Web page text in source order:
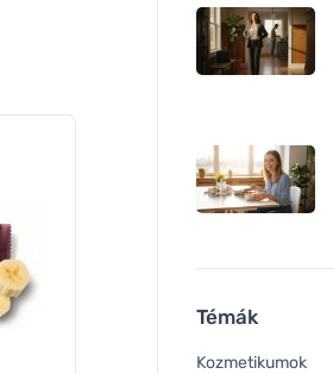
Témák
Kozmetikumok